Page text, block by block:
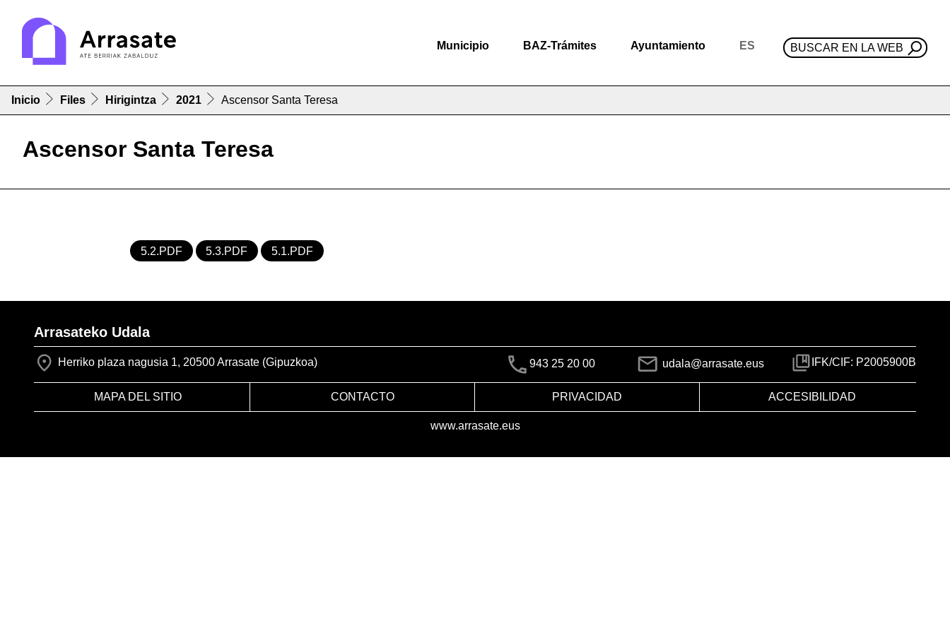
Municipio BAZ-Trámites Ayuntamiento ES BUSCAR EN LA WEB
Inicio Files Hirigintza 2021 Ascensor Santa Teresa
Ascensor Santa Teresa
5.2.PDF 5.3.PDF 5.1.PDF
Arrasateko Udala
Herriko plaza nagusia 1, 20500 Arrasate (Gipuzkoa) 943 25 20 00 udala@arrasate.eus IFK/CIF: P2005900B
MAPA DEL SITIO CONTACTO PRIVACIDAD ACCESIBILIDAD
www.arrasate.eus